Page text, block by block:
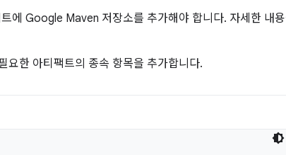
Google Maven 저장소를 추가해야 합니다. 자세한 내
요한 아티팩트의 종속 항목을 추가합니다.